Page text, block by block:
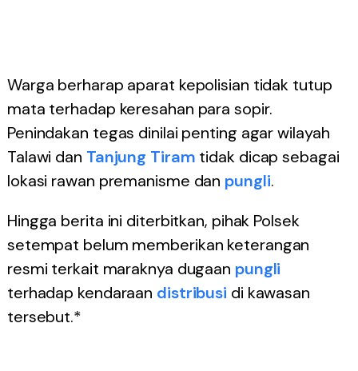
Warga berharap aparat kepolisian tidak tutup
mata terhadap keresahan para sopir.
Penindakan tegas dinilai penting agar wilayah
Talawi dan Tanjung Tiram tidak dicap sebagai
lokasi rawan premanisme dan pungli.
Hingga berita ini diterbitkan, pihak Polsek
setempat belum memberikan keterangan
resmi terkait maraknya dugaan pungli
terhadap kendaraan distribusi di kawasan
tersebut.*